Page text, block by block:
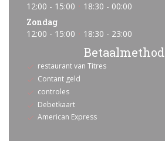
12:00 - 15:00 • 18:30 - 00:00
Zondag
12:00 - 15:00 • 18:30 - 23:00
restaurant van Titres
Contant geld
controles
Debetkaart
American Express